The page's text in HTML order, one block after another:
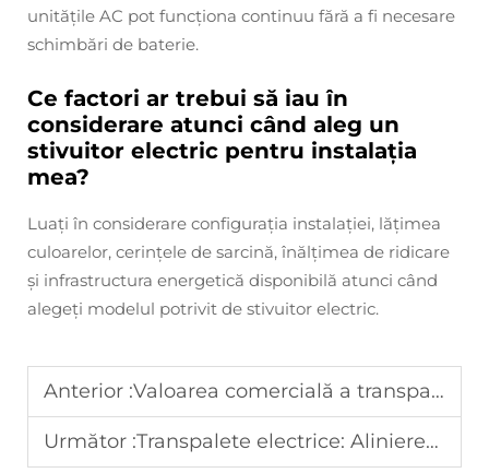
unitățile AC pot funcționa continuu fără a fi necesare
schimbări de baterie.
Ce factori ar trebui să iau în
considerare atunci când aleg un
stivuitor electric pentru instalația
mea?
Luați în considerare configurația instalației, lățimea
culoarelor, cerințele de sarcină, înălțimea de ridicare
și infrastructura energetică disponibilă atunci când
alegeți modelul potrivit de stivuitor electric.
Anterior :Valoarea comercială a transpaletei electrice heavy duty
Următor :Transpalete electrice: Alinierea cu nevoile afacerii